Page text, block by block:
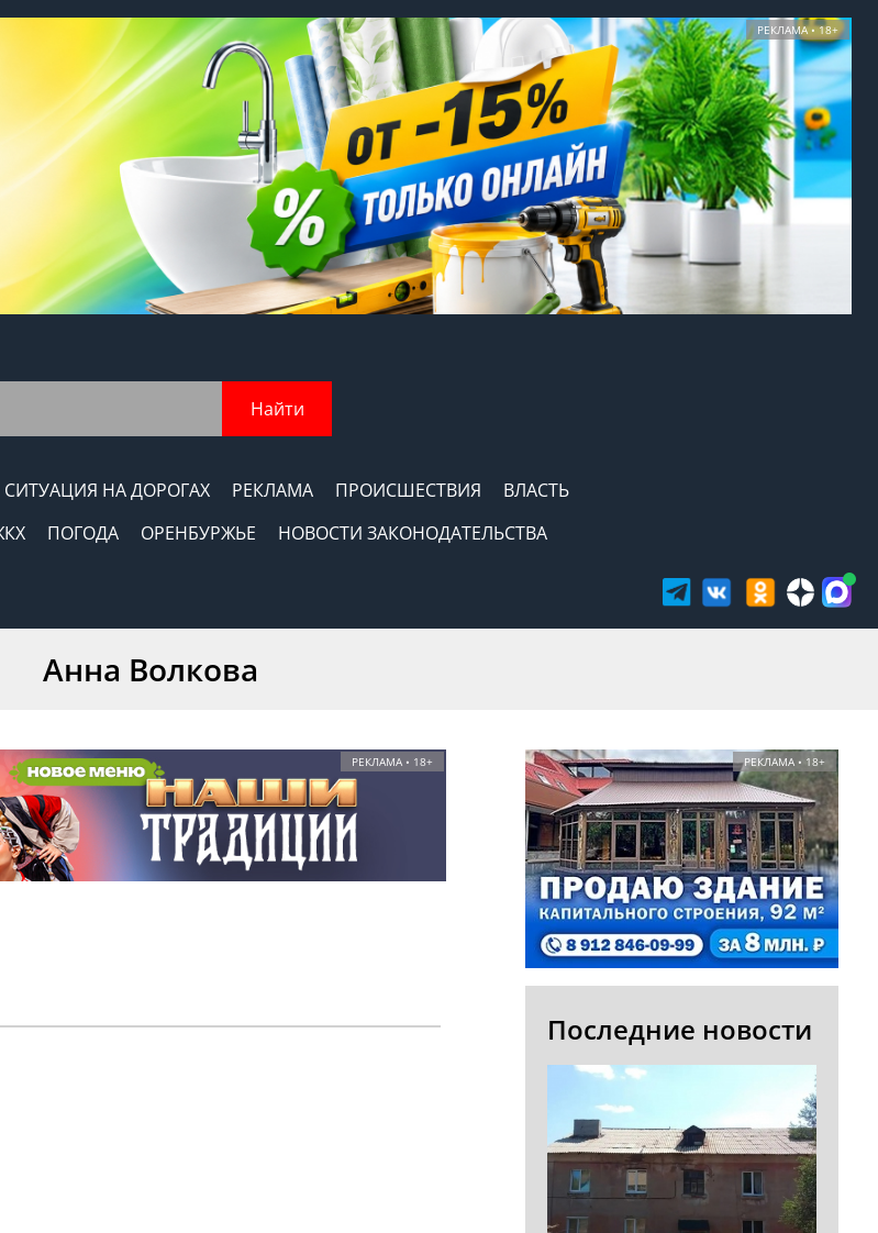
РЕКЛАМА • 18+
Найти
СИТУАЦИЯ НА ДОРОГАХ РЕКЛАМА ПРОИСШЕСТВИЯ
ВЛАСТЬ
ПОГОДА ОРЕНБУРЖЬЕ
НОВОСТИ ЗАКОНОДАТЕЛЬСТВА
Анна Волкова
РЕКЛАМА • 18+ РЕКЛАМА • 18+
Последние новости